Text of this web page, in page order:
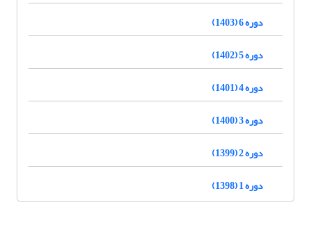
دوره 6 (1403)
دوره 5 (1402)
دوره 4 (1401)
دوره 3 (1400)
دوره 2 (1399)
دوره 1 (1398)